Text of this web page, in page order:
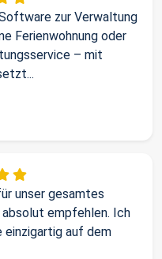
zur Verwaltung
Ferienwohnung oder
– mit
unser gesamtes
empfehlen. Ich
einzigartig auf dem